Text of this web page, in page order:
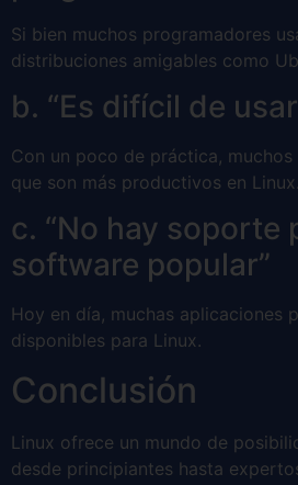
Si bien muchos programadores
distribuciones amigables como
b. “Es difícil de
Con un poco de práctica, muchos
que son más productivos en Linux.
c. “No hay soporte
software popular”
Hoy en día, muchas aplicaciones
disponibles para Linux.
Conclusión
Linux ofrece un mundo de
desde principiantes hasta